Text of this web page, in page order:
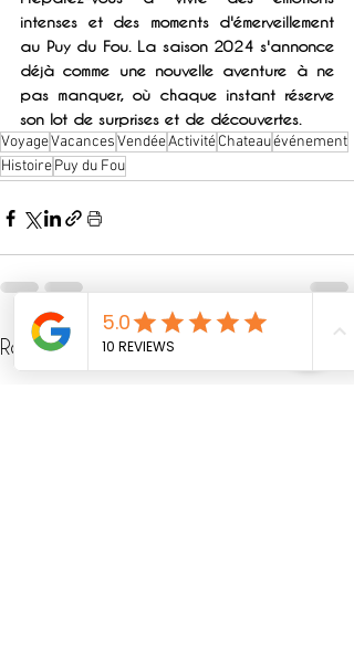
intenses et des moments d'émerveillement
au Puy du Fou. La saison 2024 s'annonce
déjà comme une nouvelle aventure à ne
pas manquer, où chaque instant réserve
son lot de surprises et de découvertes.
VoyageVacancesVendéeActivitéChateauévénement
HistoirePuy du Fou
Recent Posts